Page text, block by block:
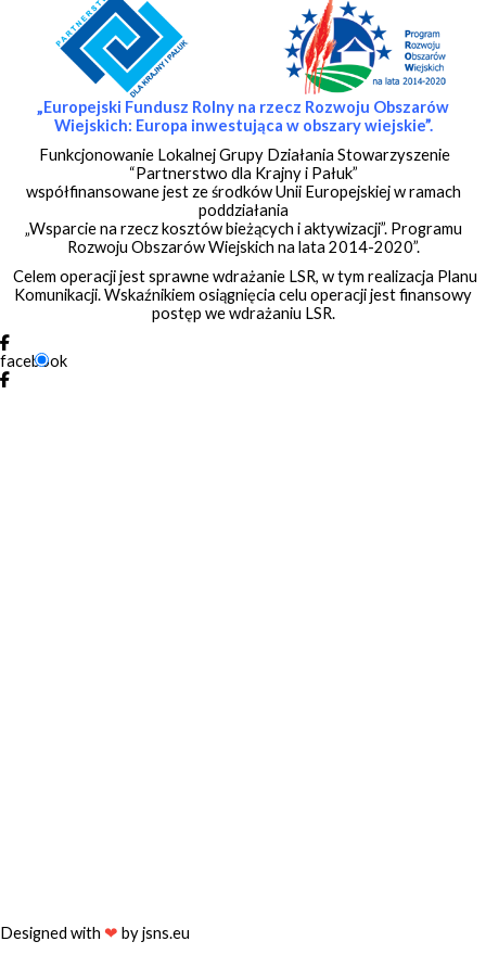
„Europejski Fundusz Rolny na rzecz Rozwoju Obszarów
Wiejskich: Europa inwestująca w obszary wiejskie”.
Funkcjonowanie Lokalnej Grupy Działania Stowarzyszenie
“Partnerstwo dla Krajny i Pałuk”
współfinansowane jest ze środków Unii Europejskiej w ramach
poddziałania
„Wsparcie na rzecz kosztów bieżących i aktywizacji”. Programu
Rozwoju Obszarów Wiejskich na lata 2014-2020”.
Celem operacji jest sprawne wdrażanie LSR, w tym realizacja Planu
Komunikacji. Wskaźnikiem osiągnięcia celu operacji jest finansowy
postęp we wdrażaniu LSR.
facebook
Designed with ❤ byjsns.eu